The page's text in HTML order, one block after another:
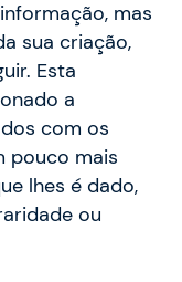
mas
sua criação,
Esta
a
com os
pouco mais
lhes é dado,
ou